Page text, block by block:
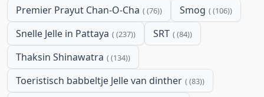
Premier Prayut Chan-O-Cha (76) Smog (106)
Snelle Jelle in Pattaya (237) SRT (84)
Thaksin Shinawatra (134)
Toeristisch babbeltje Jelle van dinther (83)